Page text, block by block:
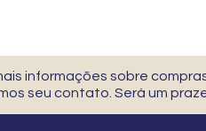
informações sobre
seu contato. Será um